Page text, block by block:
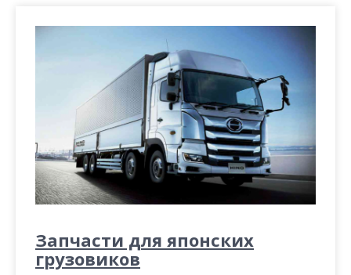
Запчасти для японских
грузовиков